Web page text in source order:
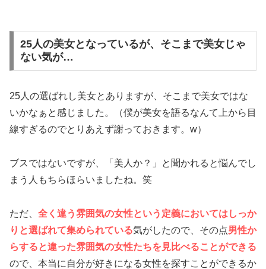
25人の美女となっているが、そこまで美女じゃ
ない気が…
25人の選ばれし美女とありますが、そこまで美女ではな
いかなぁと感じました。（僕が美女を語るなんて上から目
線すぎるのでとりあえず謝っておきます。w）
ブスではないですが、「美人か？」と聞かれると悩んでし
まう人もちらほらいましたね。笑
ただ、 全く違う雰囲気の女性という定義においてはしっか
りと選ばれて集められている気がしたので、その点男性か
らすると違った雰囲気の女性たちを見比べることができる
ので、本当に自分が好きになる女性を探すことができるか